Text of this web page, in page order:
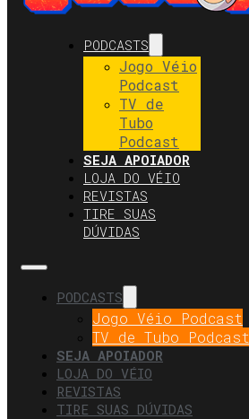
PODCASTS
Jogo Véio
Podcast
TV de
Tubo
Podcast
SEJA APOIADOR
LOJA DO VÉIO
REVISTAS
TIRE SUAS
DÚVIDAS
PODCASTS
Jogo Véio Podcast
TV de Tubo Podcast
SEJA APOIADOR
LOJA DO VÉIO
REVISTAS
TIRE SUAS DÚVIDAS